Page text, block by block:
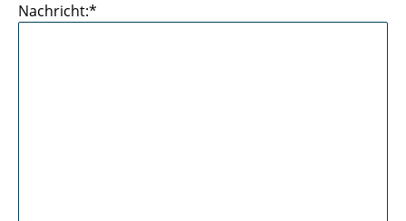
Nachricht:*